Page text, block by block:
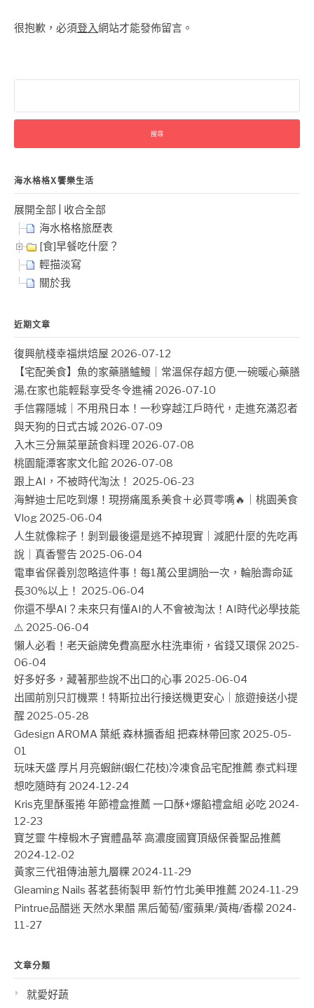
很抱歉，必須登入網站才能發佈留言。
關
字:
海水格格X饗樂生活
展開全部
收合全部
海水格格旅歷表
[食]早餐吃什麼？
輕描淡寫
關於我
近期文章
復興航棧幸福烘焙屋 2026-07-12
【宅配美食】魚的家藥膳鱸鰻｜常溫保存超方便,一碗暖心藥膳
湯,在家也能輕鬆享受冬令進補 2026-07-10
手信霧隱城｜不用飛日本！一秒穿越江戶時代，走進充滿忍者
與天狗的日式古城 2026-07-09
入木三分無菜單蔬食料理 2026-07-08
桃園龍潭客家文化館 2026-07-08
跟上AI，不被時代淘汰！ 2025-06-23
海鮮迪士尼吃到爆！現撈痛風系美食＋必買零嘴🔥｜桃園美食
Vlog 2025-06-04
人生就像粽子！剝到最後還是逃不掉現實｜減肥什麼的先吃再
說｜真香警告 2025-06-04
電車省保養別忽略這件事！每1萬公里調胎一次，輪胎壽命延
長30%以上！ 2025-06-04
你還不學AI？未來只有懂AI的人不會被淘汰！AI時代必學技能
⚠️ 2025-06-04
懶人必看！老天爺牌免費高壓水柱洗車術，省錢又環保 2025-
06-04
好多好多，藏著那些說不出口的心事 2025-06-04
出國前別只訂機票！特斯拉出行接送機更安心｜旅遊接送小提
醒 2025-05-28
Gdesign AROMA 葉紙 森林擴香組 把森林帶回家 2025-05-
01
玩味天盛 厚片月亮蝦餅(蝦仁花枝)冷凍食品宅配推薦 泰式料理
想吃隨時有 2024-12-24
Kris克里酥蛋捲 年節禮盒推薦 一口酥+爆餡禮盒組 必吃 2024-
12-23
寶芝靈 牛樟椴木子實體晶萃 高濃度國寶頂級保養聖品推薦
2024-12-02
黃家三代祖傳油蔥九層粿 2024-11-29
Gleaming Nails 茖茗藝術製甲 新竹竹北美甲推薦 2024-11-29
Pintrue品醋迷 天然水果醋 黑后葡萄/蜜蘋果/黃梅/香檬 2024-
11-27
文章分類
就愛好蔬